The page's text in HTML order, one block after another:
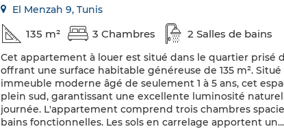
El Menzah 9, Tunis
135 m² 3 Chambres 2 Salles de bains
Cet appartement à louer est situé dans le quartier prisé
offrant une surface habitable généreuse de 135 m².
immeuble moderne âgé de seulement 1 à 5 ans, cet
plein sud, garantissant une excellente luminosité
journée. L'appartement comprend trois chambres
bains fonctionnelles. Les sols en carrelage apportent un...